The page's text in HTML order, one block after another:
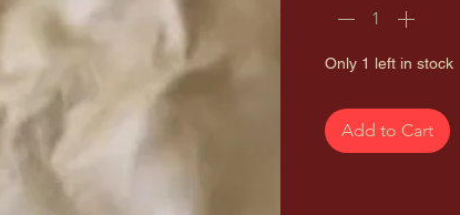
Only 1 left in stock
Add to Cart